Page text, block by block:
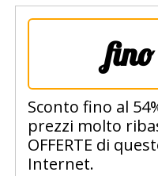
Sconto fino al
prezzi molto
OFFERTE di
Internet.